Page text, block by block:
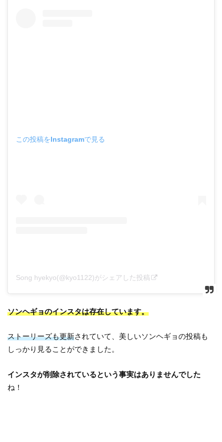
この投稿をInstagramで見る
Song hyekyo(@kyo1122)がシェアした投稿
ソンヘギョのインスタは存在しています。
ストーリーズも更新されていて、美しいソンヘギョの投稿も
しっかり見ることができました。
インスタが削除されているという事実はありませんでした
ね！